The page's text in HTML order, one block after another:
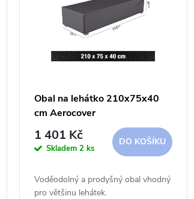
Obal na lehátko 210x75x40
cm Aerocover
1 401 Kč
Skladem 2 ks
DO KOŠÍKU
Voděodolný a prodyšný obal vhodný
pro většinu lehátek.